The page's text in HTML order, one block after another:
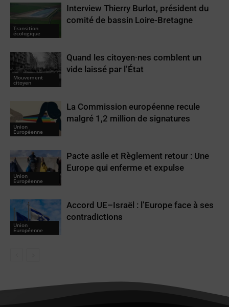
Transition
écologique
Interview Thierry Burlot, président du
comité de bassin Loire-Bretagne
Mouvement
citoyen
Quand les citoyen·nes comblent un
vide laissé par l’État
Union
Européenne
La Commission européenne recule
malgré 1,2 million de signatures
Union
Européenne
Pacte asile et Règlement retour : Une
Europe qui enferme et expulse
Union
Européenne
Accord UE–Israël : l’Europe face à ses
contradictions